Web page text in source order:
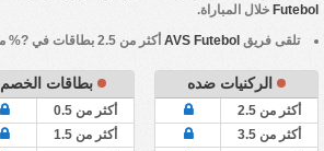
Futebol خلال المباراة.
تلقى فريق AVS Futebolأكثر من 2.5 بطاقات في ?% من مبارياته.
الركنيات ضده
أكثر من 2.5
أكثر من 3.5
بطاقات الخصم
أكثر من 0.5
أكثر من 1.5